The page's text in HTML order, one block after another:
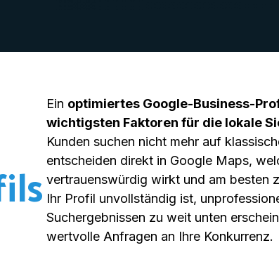
Ein optimiertes Google-Business-
wichtigsten Faktoren für die lokale
Kunden suchen nicht mehr auf
entscheiden direkt in Google Maps,
vertrauenswürdig wirkt und am besten
Ihr Profil unvollständig ist,
Suchergebnissen zu weit unten
wertvolle Anfragen an Ihre Konkurrenz.